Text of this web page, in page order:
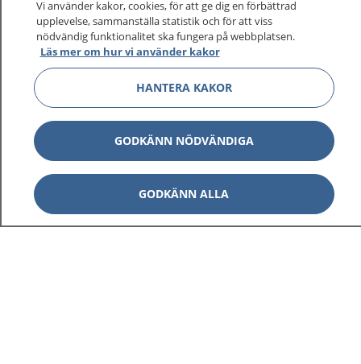
Vi använder kakor, cookies, för att ge dig en förbättrad
upplevelse, sammanställa statistik och för att viss
nödvändig funktionalitet ska fungera på webbplatsen.
Läs mer om hur vi använder kakor
HANTERA KAKOR
GODKÄNN NÖDVÄNDIGA
GODKÄNN ALLA